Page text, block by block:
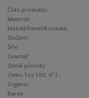
Číslo produktu:
Materiál:
Metráž/Panel/Kusovka:
Složení:
Šíře:
Gramáž:
Země původu:
Oeko-Tex 100, tř.1:
Organic:
Barva: